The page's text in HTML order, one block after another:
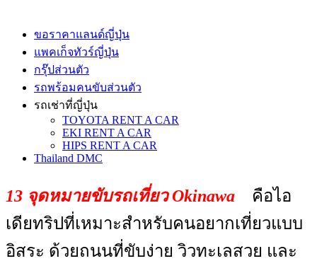
ขอราคาแลนด์ญี่ปุ่น
แพคเก็จทัวร์ญี่ปุ่น
กรุ๊ปส่วนตัว
รถพร้อมคนขับส่วนตัว
รถเช่าที่ญี่ปุ่น
TOYOTA RENT A CAR
EKI RENT A CAR
HIPS RENT A CAR
Thailand DMC
13 จุดหมายขับรถเที่ยว Okinawa คือไอ
เดียทริปที่เหมาะสำหรับคนอยากเที่ยวแบบ
อิสระ ด้วยถนนที่ขับง่าย วิวทะเลสวย และ